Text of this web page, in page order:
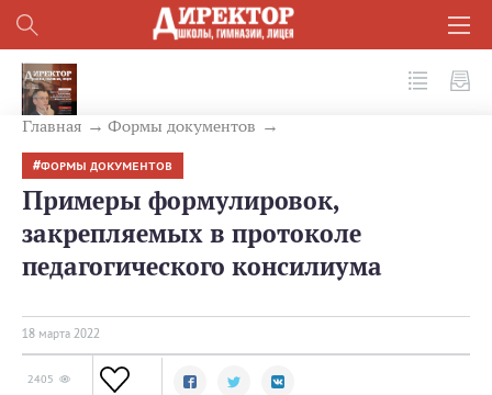
Главная Формы документов
ФОРМЫ ДОКУМЕНТОВ
Примеры формулировок,
закрепляемых в протоколе
педагогического консилиума
18 мартa 2022
2405